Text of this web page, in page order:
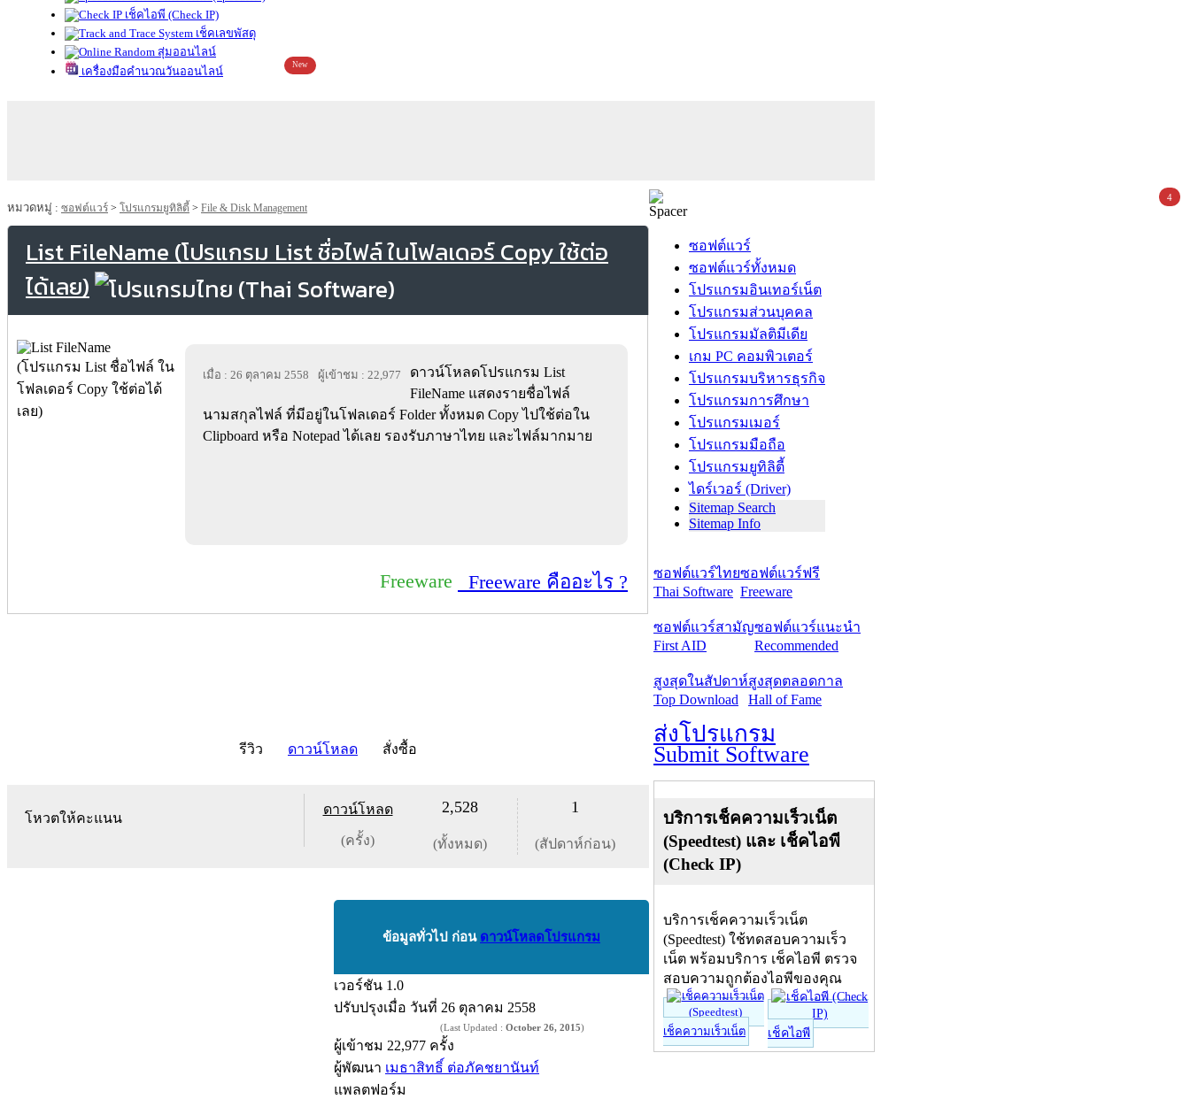
เช็คไอพี (Check IP)
เช็คเลขพัสดุ
สุ่มออนไลน์
เครื่องมือคำนวณวันออนไลน์
New
หมวดหมู่ : ซอฟต์แวร์ > โปรแกรมยูทิลิตี้ > File & Disk Management
List FileName (โปรแกรม List ชื่อไฟล์ ในโฟลเดอร์ Copy ใช้ต่อ
ได้เลย)
เมื่อ : 26 ตุลาคม 2558 ผู้เข้าชม : 22,977
ดาวน์โหลดโปรแกรม List
FileName แสดงรายชื่อไฟล์
นามสกุลไฟล์ ที่มีอยู่ในโฟลเดอร์ Folder ทั้งหมด Copy ไปใช้ต่อใน
Clipboard หรือ Notepad ได้เลย รองรับภาษาไทย และไฟล์มากมาย
Freeware Freeware คืออะไร ?
รีวิว ดาวน์โหลด สั่งซื้อ
โหวตให้คะแนน
ดาวน์โหลด
(ครั้ง)
2,528
(ทั้งหมด)
1
(สัปดาห์ก่อน)
ข้อมูลทั่วไป ก่อน ดาวน์โหลดโปรแกรม
เวอร์ชัน 1.0
ปรับปรุงเมื่อ วันที่ 26 ตุลาคม 2558
(Last Updated : October 26, 2015)
ผู้เข้าชม 22,977 ครั้ง
ผู้พัฒนา เมธาสิทธิ์ ต่อภัคชยานันท์
แพลตฟอร์ม
ซอฟต์แวร์
ซอฟต์แวร์ทั้งหมด
โปรแกรมอินเทอร์เน็ต
โปรแกรมส่วนบุคคล
โปรแกรมมัลติมีเดีย
เกม PC คอมพิวเตอร์
โปรแกรมบริหารธุรกิจ
โปรแกรมการศึกษา
โปรแกรมเมอร์
โปรแกรมมือถือ
โปรแกรมยูทิลิตี้
ไดร์เวอร์ (Driver)
Sitemap Search
Sitemap Info
ซอฟต์แวร์ไทย
Thai Software
ซอฟต์แวร์ฟรี
Freeware
ซอฟต์แวร์สามัญ
First AID
ซอฟต์แวร์แนะนำ
Recommended
สูงสุดในสัปดาห์
Top Download
สูงสุดตลอดกาล
Hall of Fame
ส่งโปรแกรม
Submit Software
บริการเช็คความเร็วเน็ต
(Speedtest) และ เช็คไอพี
(Check IP)
บริการเช็คความเร็วเน็ต
(Speedtest) ใช้ทดสอบความเร็ว
เน็ต พร้อมบริการ เช็คไอพี ตรวจ
สอบความถูกต้องไอพีของคุณ
เช็คความเร็วเน็ต เช็คไอพี
4